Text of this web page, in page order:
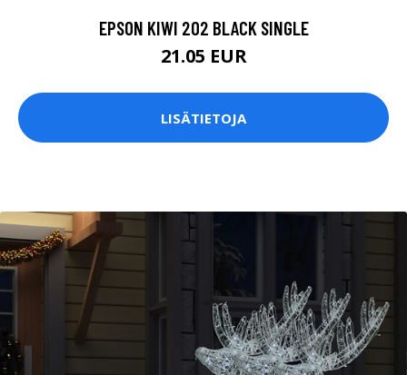
EPSON KIWI 202 BLACK SINGLE
21.05 EUR
LISÄTIETOJA